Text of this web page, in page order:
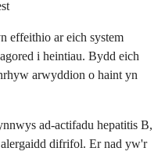
effeithio ar eich system
i heintiau. Bydd eich
arwyddion o haint yn
ad-actifadu hepatitis B,
alergaidd difrifol. Er nad yw'r